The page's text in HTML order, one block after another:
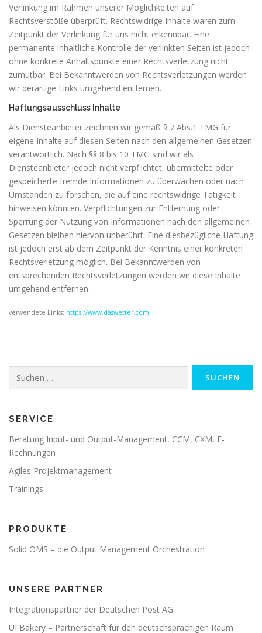
Verlinkung im Rahmen unserer Möglichkeiten auf
Rechtsverstöße überprüft. Rechtswidrige Inhalte waren zum
Zeitpunkt der Verlinkung für uns nicht erkennbar. Eine
permanente inhaltliche Kontrolle der verlinkten Seiten ist jedoch
ohne konkrete Anhaltspunkte einer Rechtsverletzung nicht
zumutbar. Bei Bekanntwerden von Rechtsverletzungen werden
wir derartige Links umgehend entfernen.
Haftungsausschluss Inhalte
Als Diensteanbieter zeichnen wir gemäß § 7 Abs.1 TMG für
eigene Inhalte auf diesen Seiten nach den allgemeinen Gesetzen
verantwortlich. Nach §§ 8 bis 10 TMG sind wir als
Diensteanbieter jedoch nicht verpflichtet, übermittelte oder
gespeicherte fremde Informationen zu überwachen oder nach
Umständen zu forschen, die auf eine rechtswidrige Tätigkeit
hinweisen könnten. Verpflichtungen zur Entfernung oder
Sperrung der Nutzung von Informationen nach den allgemeinen
Gesetzen bleiben hiervon unberührt. Eine diesbezügliche Haftung
ist jedoch erst ab dem Zeitpunkt der Kenntnis einer konkreten
Rechtsverletzung möglich. Bei Bekanntwerden von
entsprechenden Rechtsverletzungen werden wir diese Inhalte
umgehend entfernen.
verwendete Links: https://www.daswetter.com
Suche
SERVICE
Beratung Input- und Output-Management, CCM, CXM, E-
Rechnungen
Agiles Projektmanagement
Trainings
PRODUKTE
Solid OMS – die Output Management Orchestration
UNSERE PARTNER
Integrationspartner der Deutschen Post AG
UI Bakery – Partnerschaft für den deutschsprachigen Raum